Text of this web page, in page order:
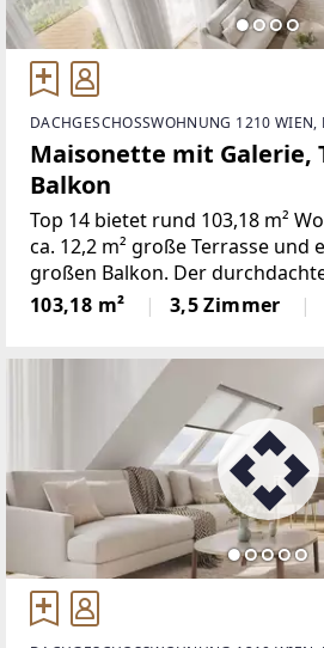
DACHGESCHOSSWOHNUNG 1210 WIEN,
Maisonette mit Galerie,
Balkon
Top 14 bietet rund 103,18 m²
ca. 12,2 m² große Terrasse und
großen Balkon. Der
dreieinhalb Zimmer und
Wohnküche mit gut nutzbaren
103,18 m² 3,5 Zimmer